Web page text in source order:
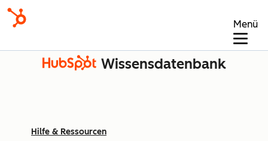
Menü
Wissensdatenbank
Hilfe & Ressourcen